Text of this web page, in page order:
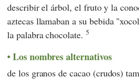
describir el árbol, el fruto y la
aztecas llamaban a su bebida
la palabra chocolate. 5
Los nombres alternativos
de los granos de cacao (crudos)